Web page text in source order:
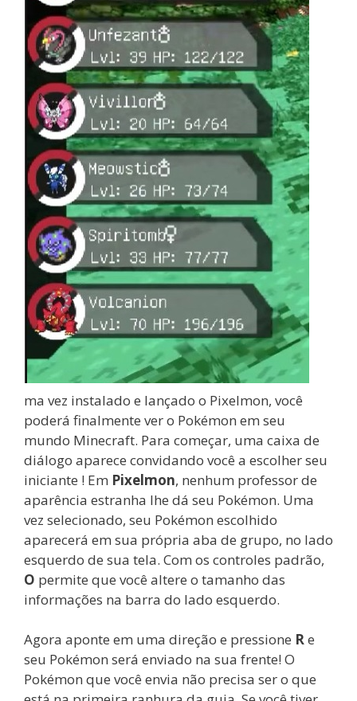
ma vez instalado e lançado o Pixelmon, você
poderá finalmente ver o Pokémon em seu
mundo Minecraft. Para começar, uma caixa de
diálogo aparece convidando você a escolher seu
iniciante ! Em Pixelmon, nenhum professor de
aparência estranha lhe dá seu Pokémon. Uma
vez selecionado, seu Pokémon escolhido
aparecerá em sua própria aba de grupo, no lado
esquerdo de sua tela. Com os controles padrão,
O permite que você altere o tamanho das
informações na barra do lado esquerdo.
Agora aponte em uma direção e pressione Re
seu Pokémon será enviado na sua frente! O
Pokémon que você envia não precisa ser o que